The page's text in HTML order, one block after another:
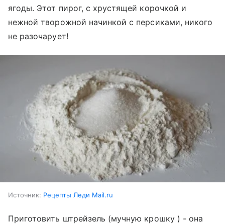
ягоды. Этот пирог, с хрустящей корочкой и
нежной творожной начинкой с персиками, никого
не разочарует!
Источник: Рецепты Леди Mail.ru
Приготовить штрейзель (мучную крошку ) - она